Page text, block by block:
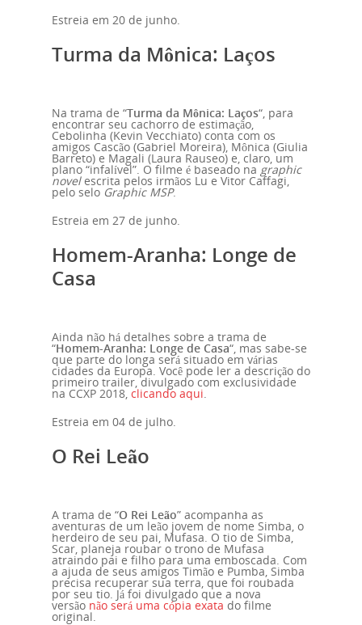
Estreia em 20 de junho.
Turma da Mônica: Laços
Na trama de “Turma da Mônica: Laços“, para
encontrar seu cachorro de estimação,
Cebolinha (Kevin Vecchiato) conta com os
amigos Cascão (Gabriel Moreira), Mônica (Giulia
Barreto) e Magali (Laura Rauseo) e, claro, um
plano “infalível”. O filme é baseado na graphic
novelescrita pelos irmãos Lu e Vitor Caffagi,
pelo selo Graphic MSP.
Estreia em 27 de junho.
Homem-Aranha: Longe de
Casa
Ainda não há detalhes sobre a trama de
“Homem-Aranha: Longe de Casa“, mas sabe-se
que parte do longa será situado em várias
cidades da Europa. Você pode ler a descrição do
primeiro trailer, divulgado com exclusividade
na CCXP 2018, clicando aqui.
Estreia em 04 de julho.
O Rei Leão
A trama de “O Rei Leão” acompanha as
aventuras de um leão jovem de nome Simba, o
herdeiro de seu pai, Mufasa. O tio de Simba,
Scar, planeja roubar o trono de Mufasa
atraindo pai e filho para uma emboscada. Com
a ajuda de seus amigos Timão e Pumba, Simba
precisa recuperar sua terra, que foi roubada
por seu tio. Já foi divulgado que a nova
versão não será uma cópia exata do filme
original.
Curso de Italiano
Curso de Japonês